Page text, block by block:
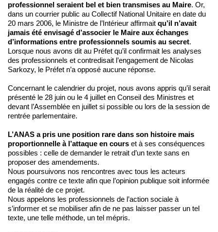
professionnel seraient bel et bien transmises au Maire. Or,
dans un courrier public au Collectif National Unitaire en date du
20 mars 2006, le Ministre de l’Intérieur affirmait qu’il n’avait
jamais été envisagé d’associer le Maire aux échanges
d’informations entre professionnels soumis au secret.
Lorsque nous avons dit au Préfet qu’il confirmait les analyses
des professionnels et contredisait l’engagement de Nicolas
Sarkozy, le Préfet n’a opposé aucune réponse.
Concernant le calendrier du projet, nous avons appris qu’il serait
présenté le 28 juin ou le 4 juillet en Conseil des Ministres et
devant l’Assemblée en juillet si possible ou lors de la session de
rentrée parlementaire.
L’ANAS a pris une position rare dans son histoire mais
proportionnelle à l’attaque en cours et à ses conséquences
possibles : celle de demander le retrait d’un texte sans en
proposer des amendements.
Nous poursuivons nos rencontres avec tous les acteurs
engagés contre ce texte afin que l’opinion publique soit informée
de la réalité de ce projet.
Nous appelons les professionnels de l’action sociale à
s’informer et se mobiliser afin de ne pas laisser passer un tel
texte, une telle méthode, un tel mépris.